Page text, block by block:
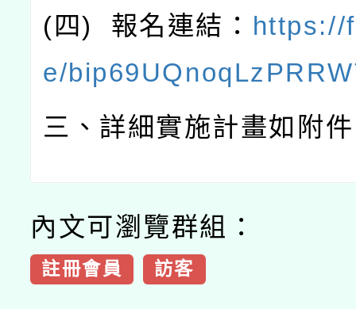
( 四) 報名連結： https://
e/
三、詳細實施計畫如附
內文可瀏覽群組：
註冊會員 訪客